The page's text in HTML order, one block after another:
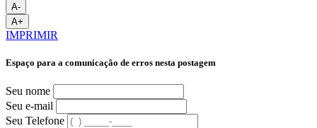
A-
A+
IMPRIMIR
Espaço para a comunicação de erros nesta postagem
Seu nome
Seu e-mail
Seu Telefone